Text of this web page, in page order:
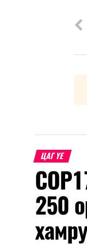
ЦАГ ҮЕ
250